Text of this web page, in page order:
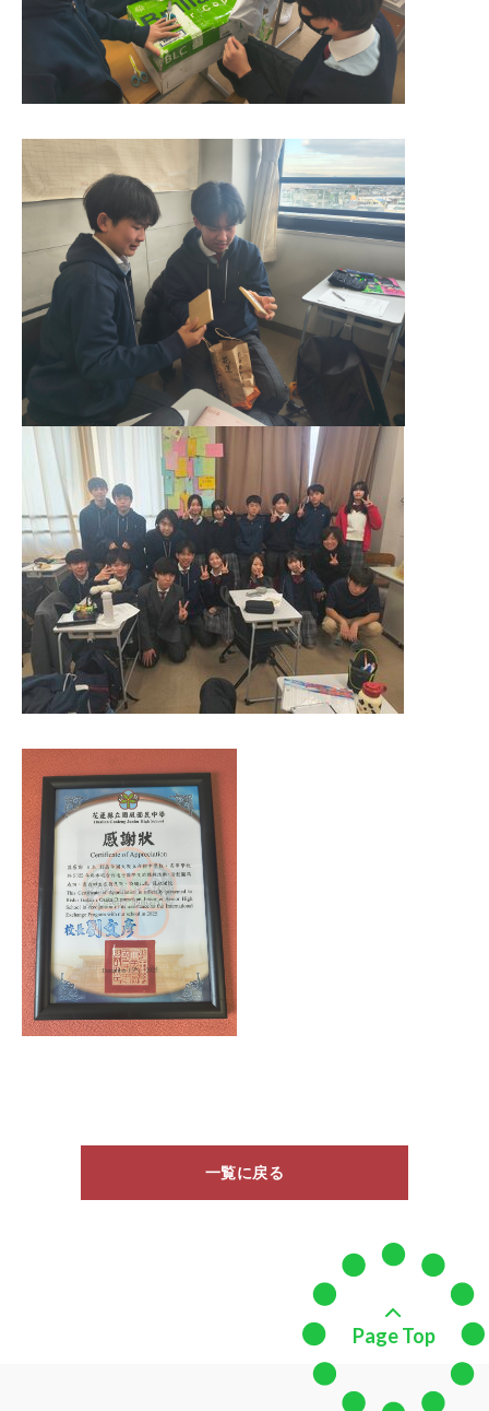
一覧に戻る
Page Top